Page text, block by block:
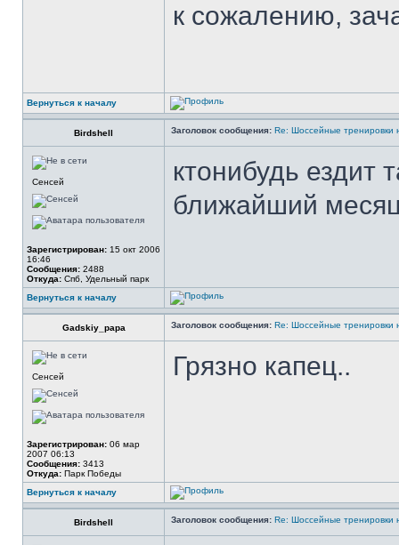
к сожалению,
Вернуться к началу
Birdshell Заголовок сообщения: Re: Шоссейные тренировки
Сенсей
Зарегистрирован: 15 окт 2006
16:46
Сообщения: 2488
Откуда: Спб, Удельный парк
ктонибудь ездит
ближайший
Вернуться к началу
Gadskiy_papa Заголовок сообщения: Re: Шоссейные тренировки
Сенсей
Зарегистрирован: 06 мар
2007 06:13
Сообщения: 3413
Откуда: Парк Победы
Грязно капец..
Вернуться к началу
Birdshell Заголовок сообщения: Re: Шоссейные тренировки